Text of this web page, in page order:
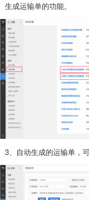
生成运输单的功能。
3、自动生成的运输单，